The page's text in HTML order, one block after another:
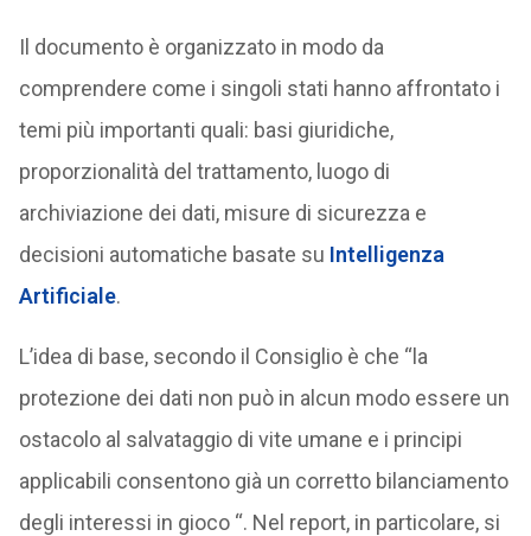
Il documento è organizzato in modo da
comprendere come i singoli stati hanno affrontato i
temi più importanti quali: basi giuridiche,
proporzionalità del trattamento, luogo di
archiviazione dei dati, misure di sicurezza e
decisioni automatiche basate su Intelligenza
Artificiale.
L’idea di base, secondo il Consiglio è che “la
protezione dei dati non può in alcun modo essere un
ostacolo al salvataggio di vite umane e i principi
applicabili consentono già un corretto bilanciamento
degli interessi in gioco “. Nel report, in particolare, si